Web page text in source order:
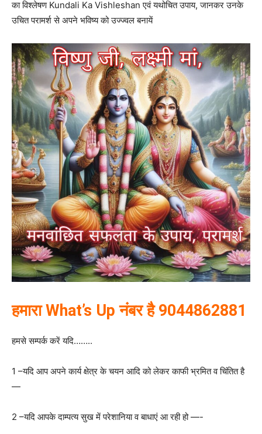
का विश्लेषण Kundali Ka Vishleshan एवं यथोचित उपाय, जानकर उनके
उचित परामर्श से अपने भविष्य को उज्ज्वल बनायें
हमारा What’s Up नंबर है 9044862881
हमसे सम्पर्क करें यदि……..
1 –यदि आप अपने कार्य क्षेत्र के चयन आदि को लेकर काफी भ्रमित व चिंतित है
—
2 –यदि आपके दाम्पत्य सुख में परेशानिया व बाधाएं आ रही हो —-